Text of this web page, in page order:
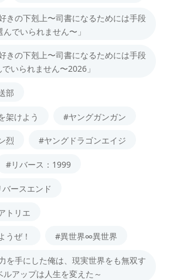
きの下剋上〜司書になるためには手段
んでいられません〜」
きの下剋上〜司書になるためには手段
いられません〜2026」
部
架けよう #ヤングガンガン
烈 #ヤングドラゴンエイジ
#リバース：1999
ースエンド
トリエ
うぜ！ #異世界∞異世界
を手にした俺は、現実世界をも無双す
ルアップは人生を変えた～